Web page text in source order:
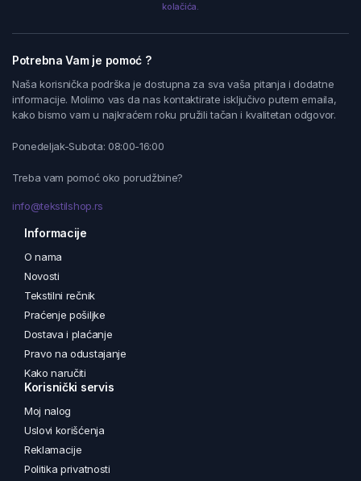
kolačića.
Potrebna Vam je pomoć ?
Naša korisnička podrška je dostupna za sva vaša pitanja i dodatne
informacije. Molimo vas da nas kontaktirate isključivo putem emaila,
kako bismo vam u najkraćem roku pružili tačan i kvalitetan odgovor.
Ponedeljak-Subota: 08:00-16:00
Treba vam pomoć oko porudžbine?
info@tekstilshop.rs
Informacije
O nama
Novosti
Tekstilni rečnik
Praćenje pošiljke
Dostava i plaćanje
Pravo na odustajanje
Kako naručiti
Korisnički servis
Moj nalog
Uslovi korišćenja
Reklamacije
Politika privatnosti